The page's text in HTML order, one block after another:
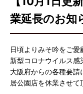
業延長のお知
日頃よりみそ吟をご愛
新型コロナウイルス感
大阪府からの各種要
居公園店を休業させ